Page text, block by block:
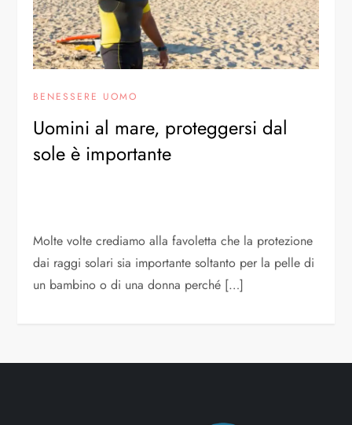
BENESSERE UOMO
Uomini al mare, proteggersi dal
sole è importante
Molte volte crediamo alla favoletta che la protezione
dai raggi solari sia importante soltanto per la pelle di
un bambino o di una donna perché […]